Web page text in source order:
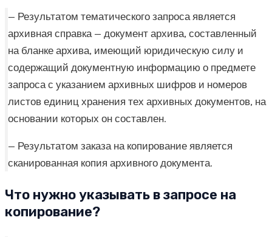
— Результатом тематического запроса является
архивная справка — документ архива, составленный
на бланке архива, имеющий юридическую силу и
содержащий документную информацию о предмете
запроса с указанием архивных шифров и номеров
листов единиц хранения тех архивных документов, на
основании которых он составлен.
— Результатом заказа на копирование является
сканированная копия архивного документа.
Что нужно указывать в запросе на
копирование?